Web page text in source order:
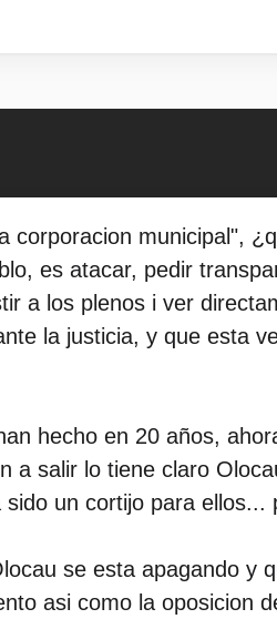
corporacion municipal",
es atacar, pedir
a los plenos i ver
la justicia, y que esta
hecho en 20 años,
a salir lo tiene claro
un cortijo para ellos...
se esta apagando y
asi como la oposicion